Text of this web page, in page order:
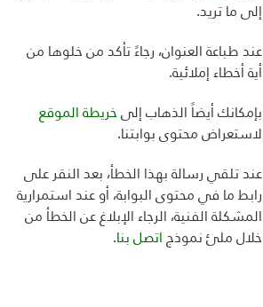
إلى ما تريد.
عند طباعة العنوان، رجاءً تأكد من خلوها من
أية أخطاء إملائية.
بإمكانك أيضاً الذهاب إلى خريطة الموقع
لاستعراض محتوى بوابتنا.
عند تلقي رسالة بهذا الخطأ، بعد النقر على
رابط ما في محتوى البوابة، أو عند استمرارية
المشكلة الفنية، الرجاء الإبلاغ عن الخطأ من
خلال ملئ نموذج اتصل بنا.